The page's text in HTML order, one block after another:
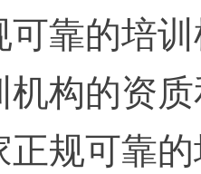
靠的培训
构的资质
规可靠的